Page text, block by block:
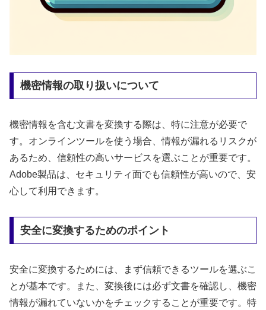
機密情報の取り扱いについて
機密情報を含む文書を変換する際は、特に注意が必要で
す。オンラインツールを使う場合、情報が漏れるリスクが
あるため、信頼性の高いサービスを選ぶことが重要です。
Adobe製品は、セキュリティ面でも信頼性が高いので、安
心して利用できます。
安全に変換するためのポイント
安全に変換するためには、まず信頼できるツールを選ぶこ
とが基本です。また、変換後には必ず文書を確認し、機密
情報が漏れていないかをチェックすることが重要です。特